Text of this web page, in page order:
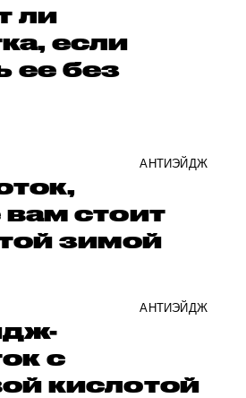
ли
если
ее без
АНТИЭЙДЖ
стоит
зимой
АНТИЭЙДЖ
с
кислотой